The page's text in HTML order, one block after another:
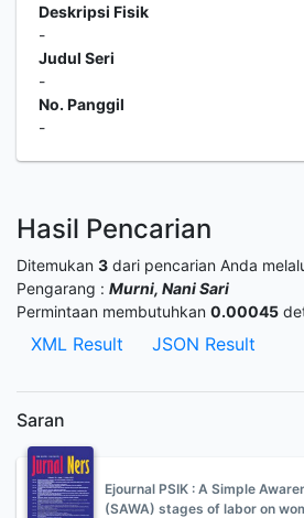
Deskripsi Fisik
-
Judul Seri
-
No. Panggil
-
Hasil Pencarian
Ditemukan 3 dari pencarian Anda
Pengarang : Murni, Nani Sari
Permintaan membutuhkan 0.00045
XML Result JSON Result
Saran
Ejournal PSIK : A Simple
(SAWA) stages of labor on